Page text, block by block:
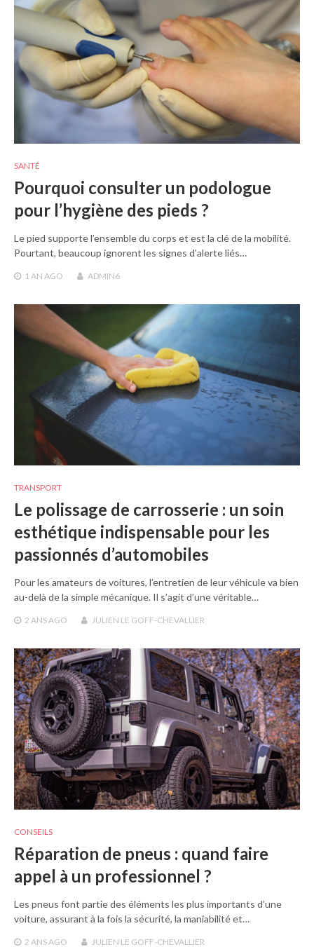
SANTÉ
Pourquoi consulter un podologue
pour l’hygiène des pieds ?
Le pied supporte l’ensemble du corps et est la clé de la mobilité.
Pourtant, beaucoup ignorent les signes d’alerte liés…
1 AN AGO ADMIN6
TRANSPORT
Le polissage de carrosserie : un soin
esthétique indispensable pour les
passionnés d’automobiles
Pour les amateurs de voitures, l’entretien de leur véhicule va bien
au-delà de la simple mécanique. Il s’agit d’une véritable…
2 ANS AGO JULIEN LE GOFF-CHEVALLIER
CONSEILS
Réparation de pneus : quand faire
appel à un professionnel ?
Les pneus font partie des éléments les plus importants d’une
voiture, assurant à la fois la sécurité, la maniabilité et…
2 ANS AGO JULIEN LE GOFF-CHEVALLIER